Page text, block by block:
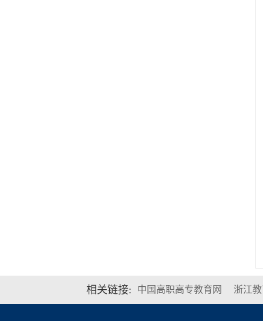
相关链接: 中国高职高专教育网 浙江